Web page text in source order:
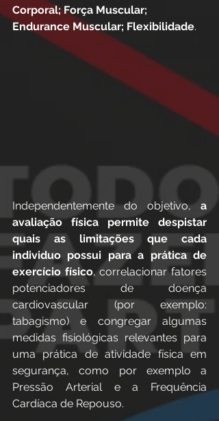
Corporal; Força Muscular;
Endurance Muscular; Flexibilidade.
Independentemente do objetivo, a
avaliação física permite despistar
quais as limitações que cada
individuo possui para a prática de
exercício físico, correlacionar fatores
potenciadores de doença
cardiovascular (por exemplo:
tabagismo) e congregar algumas
medidas fisiológicas relevantes para
uma prática de atividade física em
segurança, como por exemplo a
Pressão Arterial e a Frequência
Cardíaca de Repouso.